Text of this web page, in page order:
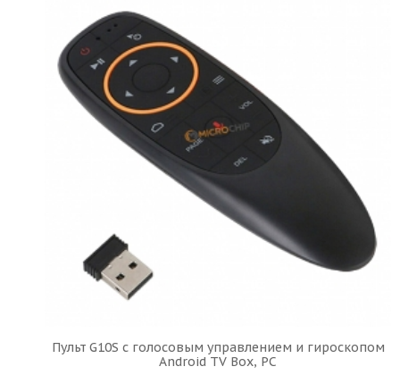
Пульт G10S с голосовым управлением и гироскопом
Android TV Box, PC